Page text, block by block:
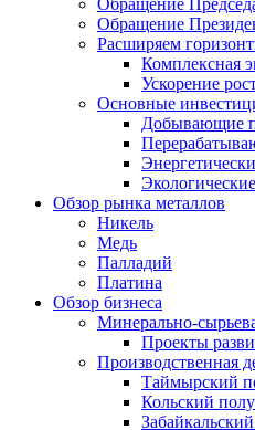
Обращение
Обращение
Расширяем
Комплексная
Ускорение
Основные
Добывающие
Обзор рынка металлов
Никель
Медь
Палладий
Платина
Обзор бизнеса
Минерально-
Проекты
Производственная
Таймырский
Кольский